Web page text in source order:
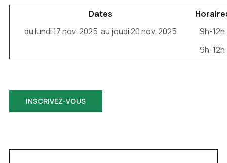
Dates
du lundi 17 nov. 2025 au jeudi 20 nov. 2025
9h-12h
9h-12h
INSCRIVEZ-VOUS